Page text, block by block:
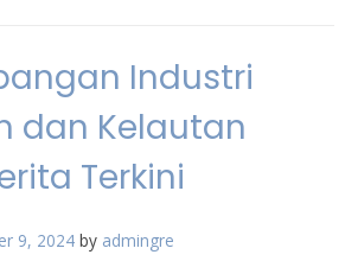
Industri
dan Kelautan
Terkini
9, 2024 by admingre